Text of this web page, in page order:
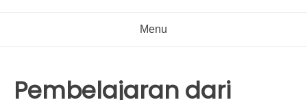
Menu
Pembelajaran dari